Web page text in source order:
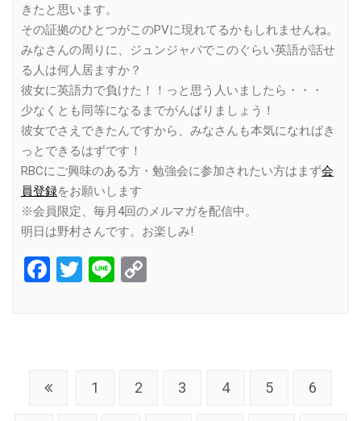
きたと思います。
その証拠のひとつがこのPVに現れてるかもしれませんね。
みなさんの周りに、ジュンジャパでこのぐらい英語が話せ
る人は何人居ますか？
彼女に英語力で負けた！！っと思う人いましたら・・・
少なくとも同等になるまでがんばりましょう！
彼女でさえできたんですから、みなさんも本気になればき
っとできるはずです！
RBCにご興味のある方・勉強会に参加されたい方はまず会
員登録をお願いします
※会員限定、毎月4回のメルマガを配信中。
明日は野村さんです。お楽しみ!
Facebook
Twitter
Line
1 2 3 4 5 6